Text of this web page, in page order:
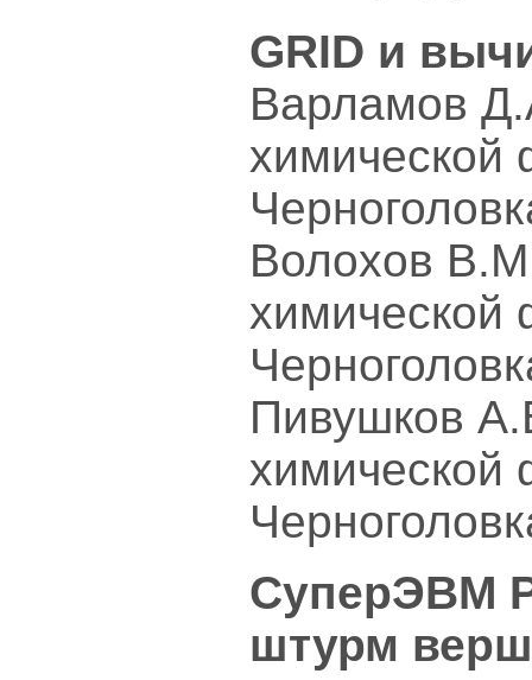
GRID и
Варламов
химической
Волохов
химической
Пивушков
химической
СуперЭВМ
штурм